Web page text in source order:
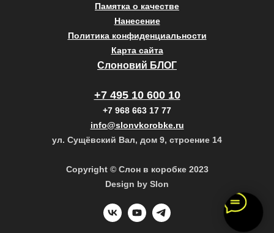
Памятка о качестве
Нанесение
Политика конфиденциальности
Карта сайта
Слоновий БЛОГ
+7 495 10 600 10
+7 968 663 17 77
info@slonvkorobke.ru
ул. Сущёвский Вал, дом 9, строение 14
Copyright © Слон в коробке 2023
Design by Slon